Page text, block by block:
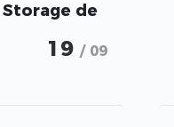
de
19/ 09